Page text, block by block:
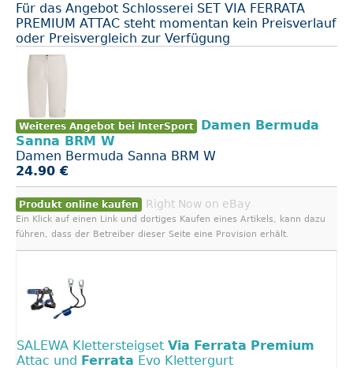
Für das Angebot Schlosserei SET VIA FERRATA
PREMIUM ATTAC steht momentan kein Preisverlauf
oder Preisvergleich zur Verfügung
Weiteres Angebot bei InterSport
Damen Bermuda
Sanna BRM W
Damen Bermuda Sanna BRM W
24.90 €
Produkt online kaufen Right Now on eBay
Ein Klick auf einen Link und dortiges Kaufen eines Artikels, kann dazu
führen, dass der Betreiber dieser Seite eine Provision erhält.
SALEWA Klettersteigset Via Ferrata Premium
Attac und Ferrata Evo Klettergurt